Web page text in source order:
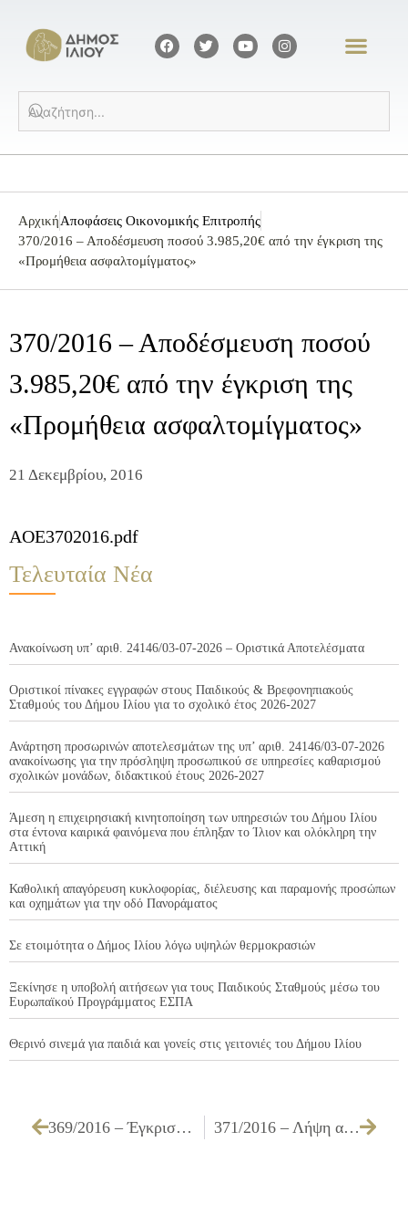
ΑρχικήΑποφάσεις Οικονομικής Επιτροπής
370/2016 – Αποδέσμευση ποσού 3.985,20€ από την έγκριση της
«Προμήθεια ασφαλτομίγματος»
370/2016 – Αποδέσμευση ποσού
3.985,20€ από την έγκριση της
«Προμήθεια ασφαλτομίγματος»
21 Δεκεμβρίου, 2016
AOE3702016.pdf
Τελευταία Νέα
Ανακοίνωση υπ’ αριθ. 24146/03-07-2026 – Οριστικά Αποτελέσματα
Οριστικοί πίνακες εγγραφών στους Παιδικούς & Βρεφονηπιακούς
Σταθμούς του Δήμου Ιλίου για το σχολικό έτος 2026-2027
Ανάρτηση προσωρινών αποτελεσμάτων της υπ’ αριθ. 24146/03-07-2026
ανακοίνωσης για την πρόσληψη προσωπικού σε υπηρεσίες καθαρισμού
σχολικών μονάδων, διδακτικού έτους 2026-2027
Άμεση η επιχειρησιακή κινητοποίηση των υπηρεσιών του Δήμου Ιλίου
στα έντονα καιρικά φαινόμενα που έπληξαν το Ίλιον και ολόκληρη την
Αττική
Καθολική απαγόρευση κυκλοφορίας, διέλευσης και παραμονής προσώπων
και οχημάτων για την οδό Πανοράματος
Σε ετοιμότητα ο Δήμος Ιλίου λόγω υψηλών θερμοκρασιών
Ξεκίνησε η υποβολή αιτήσεων για τους Παιδικούς Σταθμούς μέσω του
Ευρωπαϊκού Προγράμματος ΕΣΠΑ
Θερινό σινεμά για παιδιά και γονείς στις γειτονιές του Δήμου Ιλίου
369/2016 – Έγκριση τεχνικών προδιαγραφών για την ανάθεση υπηρεσιών «Επιμορφωτικές δράσεις Δήμου Ιλίου- Ανάθεση υπηρεσιών σκηνοθετικής υποστήριξης της θεατρικής σκηνής του Δήμου Ιλίου για την πραγματοποίηση θεατρικής παράστασης» 371/2016 – Λήψη απόφασης για την έγκριση του Πρακτικού Δημοπρασίας για την ανάδειξη αναδόχου κατασκευής του έργου «ΣΥΝΤΗΡΗΣΗ – ΕΠΕΚΤΑΣΗ –ΕΝΙΣΧΥΣΗ ΗΛΕΚΤΡΟΦΩΤΙΣΜΟΥ ΟΔΩΝ ΚΑΙ ΚΟΙΝΟΧΡΗΣΤΩΝ ΧΩΡΩΝ ΕΡΓ. Η1/16»